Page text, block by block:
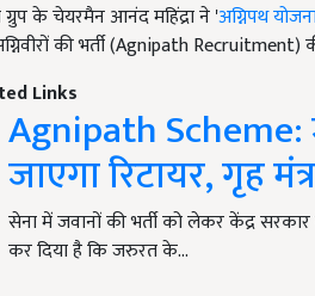
ग्रुप के चेयरमैन आनंद महिंद्रा ने 'अग्निपथ
की भर्ती (Agnipath Recruitment)
Links
Agnipath Scheme:
जाएगा रिटायर, गृह
सेना में जवानों की भर्ती को लेकर केंद्र
कर दिया है कि जरुरत के…